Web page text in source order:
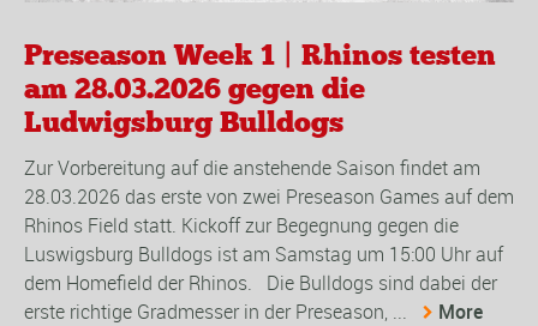
Preseason Week 1 | Rhinos testen
am 28.03.2026 gegen die
Ludwigsburg Bulldogs
Zur Vorbereitung auf die anstehende Saison findet am
28.03.2026 das erste von zwei Preseason Games auf dem
Rhinos Field statt. Kickoff zur Begegnung gegen die
Luswigsburg Bulldogs ist am Samstag um 15:00 Uhr auf
dem Homefield der Rhinos. Die Bulldogs sind dabei der
erste richtige Gradmesser in der Preseason, ...
More